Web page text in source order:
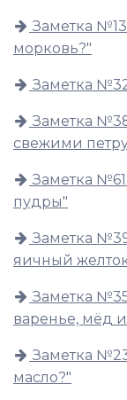
Заметка
морковь?"
Заметка
Заметка
свежими
Заметка
пудры"
Заметка
яичный
Заметка
варенье, мёд
Заметка
масло?"